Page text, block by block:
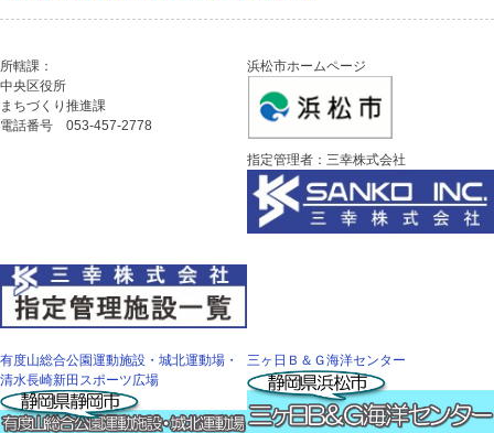
所轄課：
中央区役所
まちづくり推進課
電話番号 053-457-2778
浜松市ホームページ
指定管理者：三幸株式会社